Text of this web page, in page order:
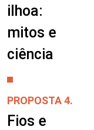
ilhoa:
mitos e
ciência
PROPOSTA 4.
Fios e